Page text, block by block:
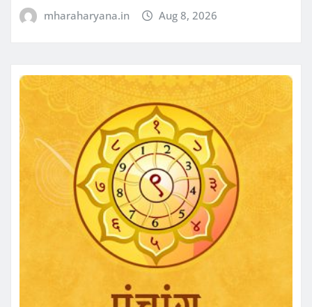
mharaharyana.in Aug 8, 2026